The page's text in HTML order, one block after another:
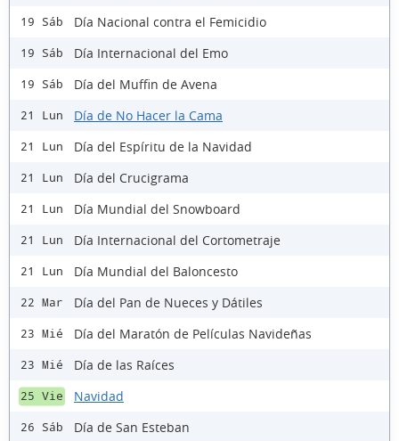
19 Sáb Día Nacional contra el Femicidio
19 Sáb Día Internacional del Emo
19 Sáb Día del Muffin de Avena
21 Lun Día de No Hacer la Cama
21 Lun Día del Espíritu de la Navidad
21 Lun Día del Crucigrama
21 Lun Día Mundial del Snowboard
21 Lun Día Internacional del Cortometraje
21 Lun Día Mundial del Baloncesto
22 Mar Día del Pan de Nueces y Dátiles
23 Mié Día del Maratón de Películas Navideñas
23 Mié Día de las Raíces
25 Vie Navidad
26 Sáb Día de San Esteban